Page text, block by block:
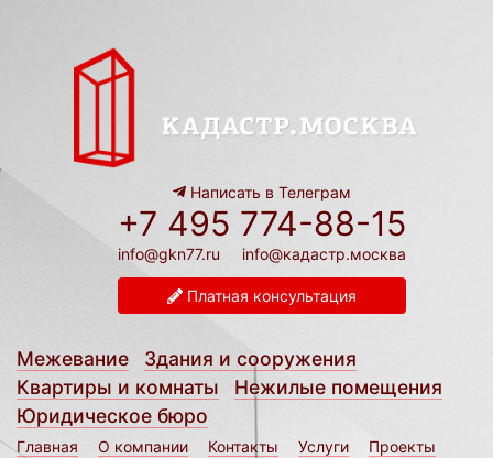
Написать в Телеграм
+7 495 774-88-15
info@gkn77.ru info@кадастр.москва
Платная консультация
Межевание
Здания и сооружения
Квартиры и комнаты
Нежилые помещения
Юридическое бюро
Главная О компании Контакты Услуги
Проекты